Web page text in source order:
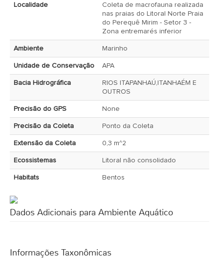
Localidade
Coleta de macrofauna realizada
nas praias do Litoral Norte Praia
do Perequê Mirim - Setor 3 -
Zona entremarés inferior
Ambiente Marinho
Unidade de Conservação APA
Bacia Hidrográfica
RIOS ITAPANHAÚ,ITANHAÉM E
OUTROS
Precisão do GPS None
Precisão da Coleta Ponto da Coleta
Extensão da Coleta 0,3 m^2
Ecossistemas Litoral não consolidado
Habitats Bentos
Dados Adicionais para Ambiente Aquático
Informações Taxonômicas